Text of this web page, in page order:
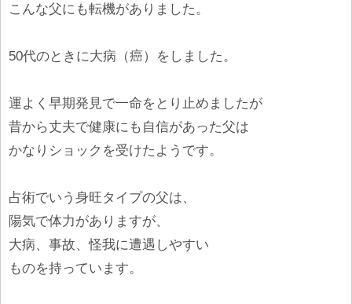
こんな父にも転機がありました。
50代のときに大病（癌）をしました。
運よく早期発見で一命をとり止めましたが
昔から丈夫で健康にも自信があった父は
かなりショックを受けたようです。
占術でいう身旺タイプの父は、
陽気で体力がありますが、
大病、事故、怪我に遭遇しやすい
ものを持っています。